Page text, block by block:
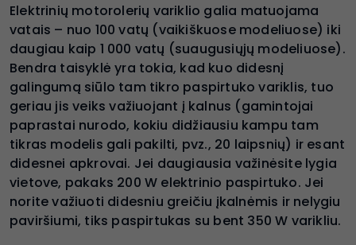
Elektrinių motorolerių variklio galia matuojama
vatais – nuo 100 vatų (vaikiškuose modeliuose) iki
daugiau kaip 1 000 vatų (suaugusiųjų modeliuose).
Bendra taisyklė yra tokia, kad kuo didesnį
galingumą siūlo tam tikro paspirtuko variklis, tuo
geriau jis veiks važiuojant į kalnus (gamintojai
paprastai nurodo, kokiu didžiausiu kampu tam
tikras modelis gali pakilti, pvz., 20 laipsnių) ir esant
didesnei apkrovai. Jei daugiausia važinėsite lygia
vietove, pakaks 200 W elektrinio paspirtuko. Jei
norite važiuoti didesniu greičiu įkalnėmis ir nelygiu
paviršiumi, tiks paspirtukas su bent 350 W varikliu.